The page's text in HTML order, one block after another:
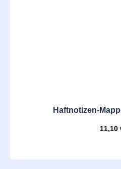
Haftnotizen-
11,10